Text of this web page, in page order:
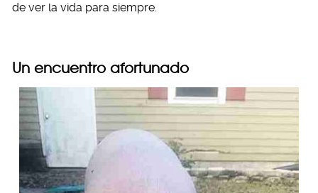
de ver la vida para siempre.
Un encuentro afortunado